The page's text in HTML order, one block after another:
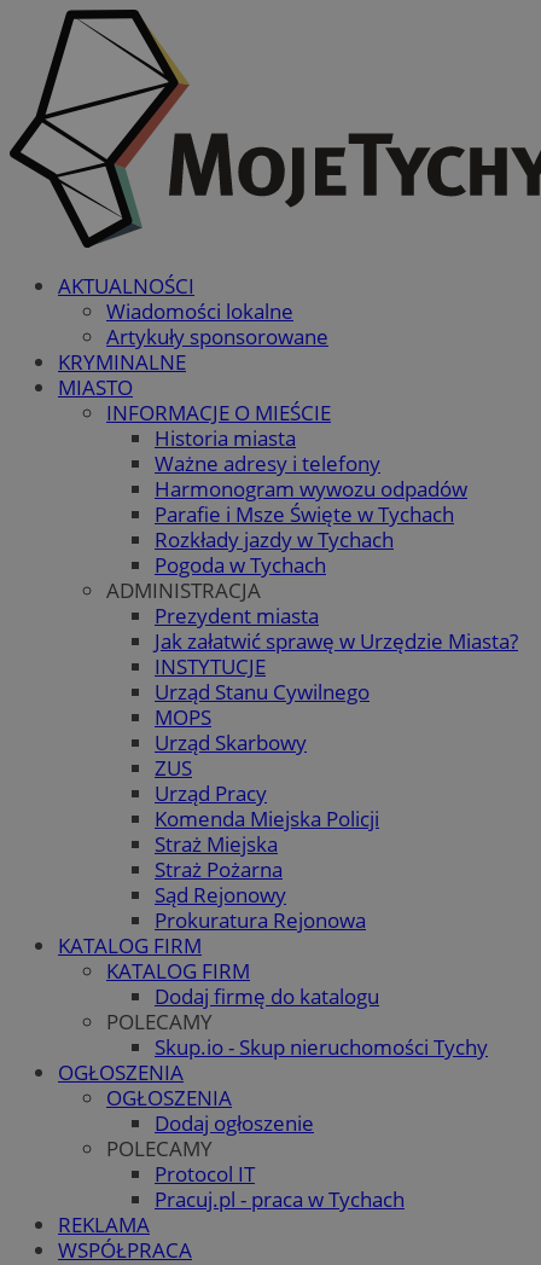
AKTUALNOŚCI
Wiadomości lokalne
Artykuły sponsorowane
KRYMINALNE
MIASTO
INFORMACJE O MIEŚCIE
Historia miasta
Ważne adresy i telefony
Harmonogram wywozu odpadów
Parafie i Msze Święte w Tychach
Rozkłady jazdy w Tychach
Pogoda w Tychach
ADMINISTRACJA
Prezydent miasta
Jak załatwić sprawę w Urzędzie Miasta?
INSTYTUCJE
Urząd Stanu Cywilnego
MOPS
Urząd Skarbowy
ZUS
Urząd Pracy
Komenda Miejska Policji
Straż Miejska
Straż Pożarna
Sąd Rejonowy
Prokuratura Rejonowa
KATALOG FIRM
KATALOG FIRM
Dodaj firmę do katalogu
POLECAMY
Skup.io - Skup nieruchomości Tychy
OGŁOSZENIA
OGŁOSZENIA
Dodaj ogłoszenie
POLECAMY
Protocol IT
Pracuj.pl - praca w Tychach
REKLAMA
WSPÓŁPRACA